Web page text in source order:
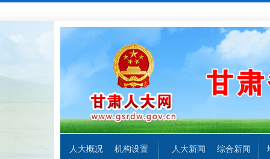
人大概况
机构设置
人大新闻
综合新闻